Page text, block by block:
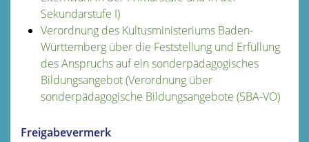
Sekundarstufe I)
Verordnung des Kultusministeriums Baden-
Württemberg über die Feststellung und Erfüllung
des Anspruchs auf ein sonderpädagogisches
Bildungsangebot (Verordnung über
sonderpädagogische Bildungsangebote (SBA-VO)
Freigabevermerk